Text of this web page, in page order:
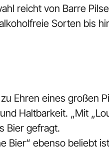
reicht von Barre
Sorten bis
Ehren eines großen
Haltbarkeit. „Mit
Bier gefragt.
Bier“ ebenso beliebt